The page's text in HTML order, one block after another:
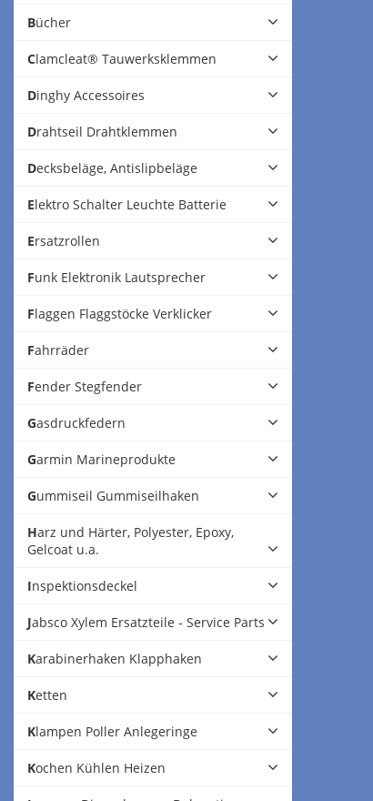
Bücher
Clamcleat® Tauwerksklemmen
Dinghy Accessoires
Drahtseil Drahtklemmen
Decksbeläge, Antislipbeläge
Elektro Schalter Leuchte Batterie
Ersatzrollen
Funk Elektronik Lautsprecher
Flaggen Flaggstöcke Verklicker
Fahrräder
Fender Stegfender
Gasdruckfedern
Garmin Marineprodukte
Gummiseil Gummiseilhaken
Harz und Härter, Polyester, Epoxy,
Gelcoat u.a.
Inspektionsdeckel
Jabsco Xylem Ersatzteile - Service Parts
Karabinerhaken Klapphaken
Ketten
Klampen Poller Anlegeringe
Kochen Kühlen Heizen